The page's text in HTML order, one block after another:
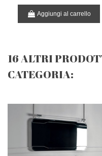
Aggiungi al carrello
16 ALTRI
CATEGORIA: